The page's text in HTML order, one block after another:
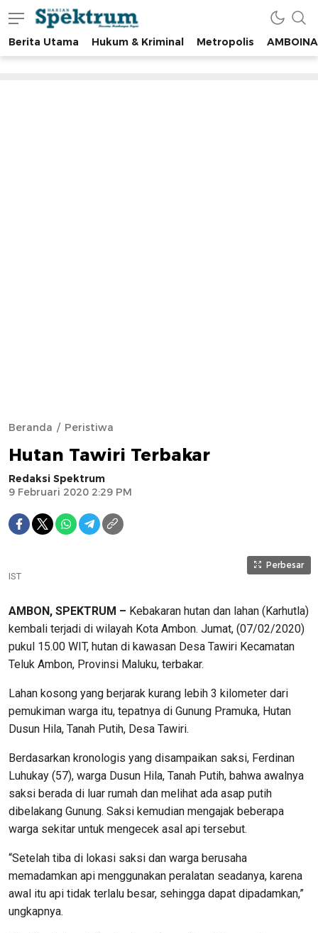
spektrumonline.com
Berita Utama Hukum & Kriminal Metropolis AMBOINA
Beranda Peristiwa
Hutan Tawiri Terbakar
Redaksi Spektrum
9 Februari 2020 2:29 PM
Perbesar
IST
AMBON, SPEKTRUM – Kebakaran hutan dan lahan (Karhutla)
kembali terjadi di wilayah Kota Ambon. Jumat, (07/02/2020)
pukul 15.00 WIT, hutan di kawasan Desa Tawiri Kecamatan
Teluk Ambon, Provinsi Maluku, terbakar.
Lahan kosong yang berjarak kurang lebih 3 kilometer dari
pemukiman warga itu, tepatnya di Gunung Pramuka, Hutan
Dusun Hila, Tanah Putih, Desa Tawiri.
Berdasarkan kronologis yang disampaikan saksi, Ferdinan
Luhukay (57), warga Dusun Hila, Tanah Putih, bahwa awalnya
saksi berada di luar rumah dan melihat ada asap putih
dibelakang Gunung. Saksi kemudian mengajak beberapa
warga sekitar untuk mengecek asal api tersebut.
“Setelah tiba di lokasi saksi dan warga berusaha
memadamkan api menggunakan peralatan seadanya, karena
awal itu api tidak terlalu besar, sehingga dapat dipadamkan,”
ungkapnya.